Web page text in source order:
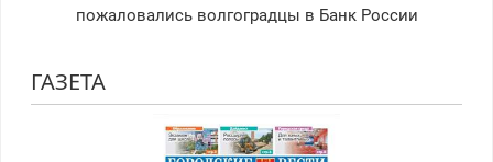
пожаловались волгоградцы в Банк России
ГАЗЕТА